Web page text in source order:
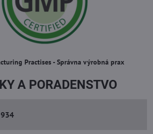
Practises - Správna výrobná prax
A PORADENSTVO